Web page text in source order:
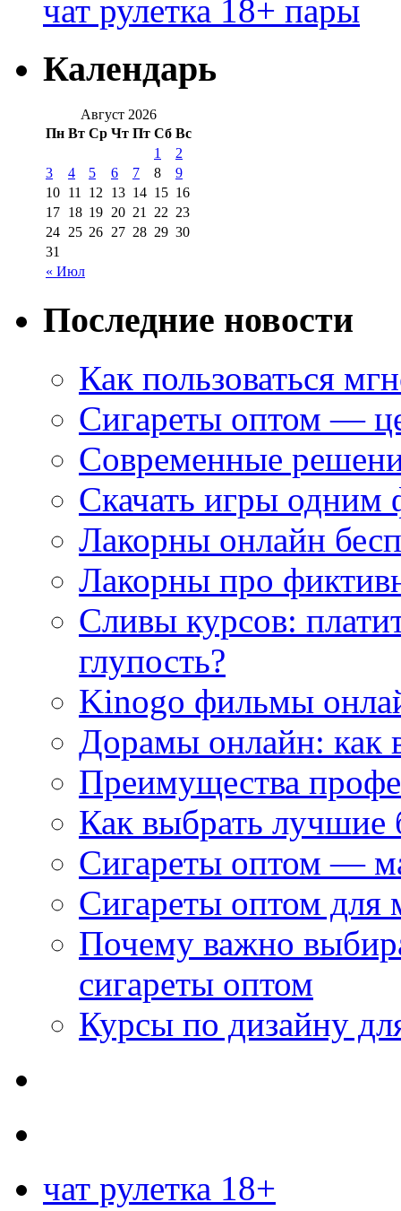
чат рулетка 18+ пары
Календарь
Август 2026
Пн Вт Ср Чт Пт Сб Вс
« Июл
1
2
3
4 5 6 7 8
9
10 11 12 13 14 15 16
17 18 19 20 21 22 23
24 25 26 27 28 29 30
31
Последние новости
Как пользоваться
Сигареты оптом —
Современные
Скачать игры одним
Лакорны онлайн
Лакорны про
Сливы курсов:
глупость?
Kinogo фильмы
Дорамы онлайн: как
Преимущества
Как выбрать
Сигареты оптом —
Сигареты оптом для
Почему важно
сигареты оптом
Курсы по дизайну
чат рулетка 18+